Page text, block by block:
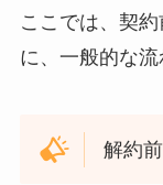
ここでは、契
に、一般的な流
解約